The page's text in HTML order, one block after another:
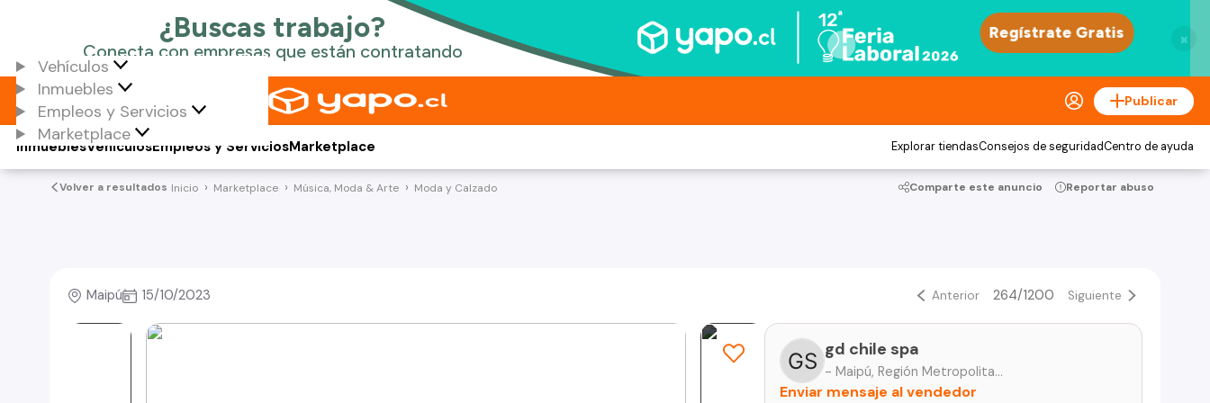
×
Vehículos
Inmuebles
Empleos y Servicios
Marketplace
Publicar
Vehículos
Inmuebles Empleos y ServiciosMarketplace Explorar tiendasConsejos de seguridadCentro de ayuda
Volver a resultados Inicio Marketplace Música, Moda & Arte Moda y Calzado Comparte este anuncio Reportar abuso
Maipú 15/10/2023 Anterior 264/1200 Siguiente
gd chile spa
- Maipú, Región Metropolitana
Enviar mensaje al vendedor